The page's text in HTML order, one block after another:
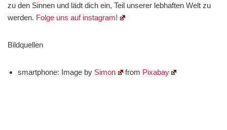
zu den Sinnen und lädt dich ein, Teil unserer lebhaften Welt zu
werden. Folge uns auf instagram!
Bildquellen
smartphone: Image by Simon from Pixabay